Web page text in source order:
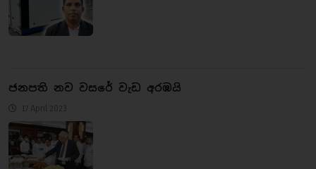
ජනපති නව වසරේ වැඩ අරඹයි
17 April 2023